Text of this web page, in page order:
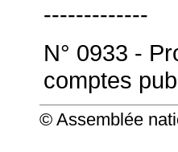
-------------
N° 0933 -
comptes
© Assemblée